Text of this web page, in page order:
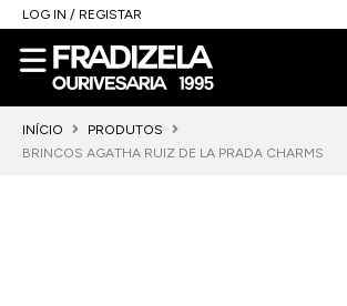
LOG IN / REGISTAR
INÍCIO
PRODUTOS
BRINCOS AGATHA RUIZ DE LA PRADA CHARMS